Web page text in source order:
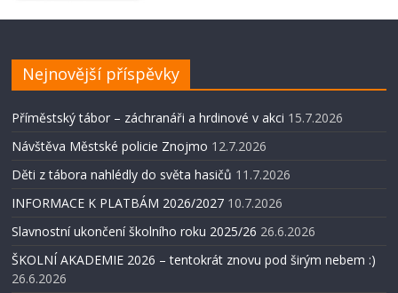
Nejnovější příspěvky
Příměstský tábor – záchranáři a hrdinové v akci 15.7.2026
Návštěva Městské policie Znojmo 12.7.2026
Děti z tábora nahlédly do světa hasičů 11.7.2026
INFORMACE K PLATBÁM 2026/2027 10.7.2026
Slavnostní ukončení školního roku 2025/26 26.6.2026
ŠKOLNÍ AKADEMIE 2026 – tentokrát znovu pod širým nebem :)
26.6.2026